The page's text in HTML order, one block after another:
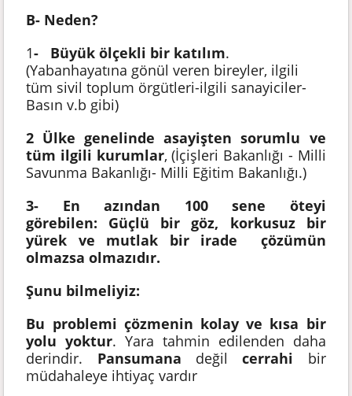
B- Neden?
1- Büyük ölçekli bir katılım.
(Yabanhayatına gönül veren bireyler, ilgili
tüm sivil toplum örgütleri-ilgili sanayiciler-
Basın v.b gibi)
2 Ülke genelinde asayişten sorumlu ve
tüm ilgili kurumlar, (İçişleri Bakanlığı - Milli
Savunma Bakanlığı- Milli Eğitim Bakanlığı.)
3- En azından 100 sene öteyi
görebilen:
Güçlü bir göz, korkusuz bir
yürek ve mutlak bir irade çözümün
olmazsa olmazıdır.
Şunu bilmeliyiz:
Bu problemi çözmenin kolay ve kısa bir
yolu yoktur. Yara tahmin edilenden daha
derindir. Pansumana değilcerrahi bir
müdahaleye ihtiyaç vardır